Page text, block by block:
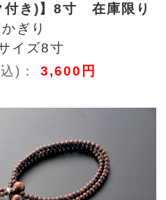
付き)】8寸 在庫限り
ぎり
イズ8寸
込)：3,600円